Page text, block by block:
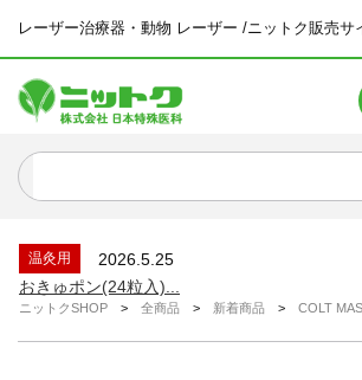
レーザー治療器・動物 レーザー /ニットク販売サ
ピラティスマシン ワンダーチェア...
新着情報
2026.6.26
温灸用
2026.5.25
おきゅポン(24粒入)...
新着情報
2026.4.23
ゴールデンウィーク休業のお知らせ...
ニットクSHOP> 全商品> 新着商品 > COLT